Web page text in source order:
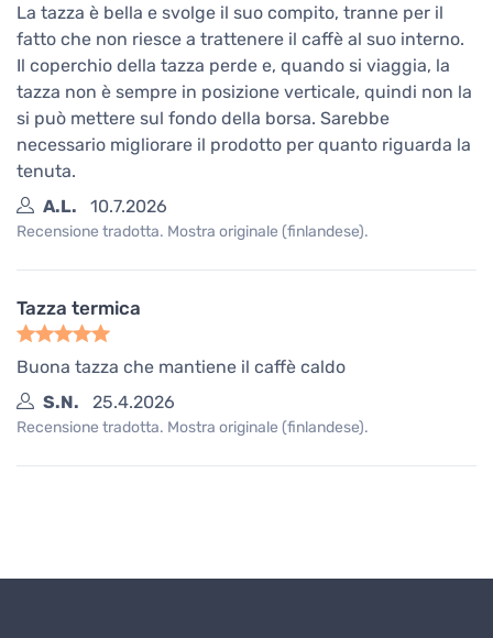
La tazza è bella e svolge il suo compito, tranne per il
fatto che non riesce a trattenere il caffè al suo interno.
Il coperchio della tazza perde e, quando si viaggia, la
tazza non è sempre in posizione verticale, quindi non la
si può mettere sul fondo della borsa. Sarebbe
necessario migliorare il prodotto per quanto riguarda la
tenuta.
A.L.
10.7.2026
Recensione tradotta. Mostra originale (finlandese).
Tazza termica
Buona tazza che mantiene il caffè caldo
S.N.
25.4.2026
Recensione tradotta. Mostra originale (finlandese).